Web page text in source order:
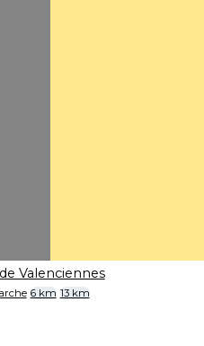
Valenciennes
6 km 13 km